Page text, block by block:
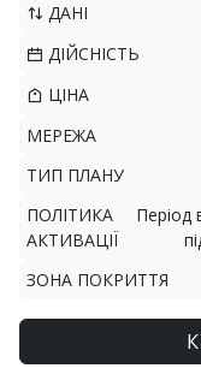
ДАНІ
ДІЙСНІСТЬ
ЦІНА
МЕРЕЖА
ТИП ПЛАНУ
ПОЛІТИКА
АКТИВАЦІЇ
Період
ЗОНА ПОКРИТТЯ